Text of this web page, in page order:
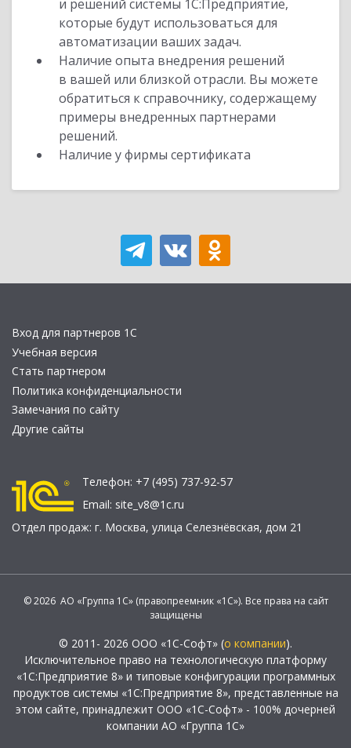
и решений системы 1С:Предприятие,
которые будут использоваться для
автоматизации ваших задач.
Наличие опыта внедрения решений
в вашей или близкой отрасли. Вы можете
обратиться к справочнику, содержащему
примеры внедренных партнерами
решений.
Наличие у фирмы сертификата
Вход для партнеров 1С
Учебная версия
Стать партнером
Политика конфиденциальности
Замечания по сайту
Другие сайты
Телефон: +7 (495) 737-92-57
Email: site_v8@1c.ru
Отдел продаж: г. Москва, улица Селезнёвская, дом 21
© 2026 АО «Группа 1С» (правопреемник «1С»). Все права на сайт
защищены
© 2011- 2026 ООО «1С-Софт» (о компании).
Исключительное право на технологическую платформу
«1С:Предприятие 8» и типовые конфигурации программных
продуктов системы «1С:Предприятие 8», представленные на
этом сайте, принадлежит ООО «1С-Софт» - 100% дочерней
компании АО «Группа 1С»